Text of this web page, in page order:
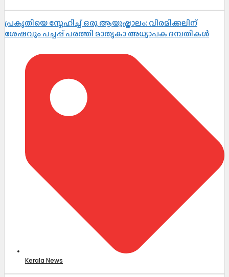
പ്രകൃതിയെ സ്നേഹിച്ച് ഒരു ആയുഷ്കാലം: വിരമിക്കലിന്
ശേഷവും പച്ചപ്പ് പരത്തി മാതൃകാ അധ്യാപക ദമ്പതികൾ
Kerala News